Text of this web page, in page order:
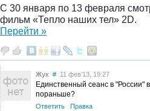
С 30 января по 13 февраля
фильм «Тепло наших тел» 2D.
Перейти »
Жук # 11 фев’13, 19:27
Единственный сеанс в "России"
пораньше?
Ответить Правка